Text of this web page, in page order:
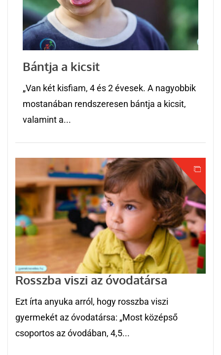
Bántja a kicsit
„Van két kisfiam, 4 és 2 évesek. A nagyobbik
mostanában rendszeresen bántja a kicsit,
valamint a...
Rosszba viszi az óvodatársa
Ezt írta anyuka arról, hogy rosszba viszi
gyermekét az óvodatársa: „Most középső
csoportos az óvodában, 4,5...